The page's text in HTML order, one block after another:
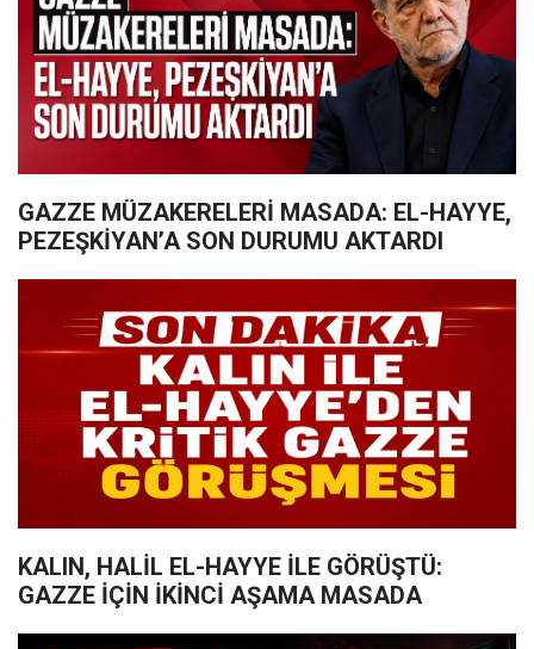
GAZZE MÜZAKERELERİ MASADA: EL-HAYYE,
PEZEŞKİYAN’A SON DURUMU AKTARDI
KALIN, HALİL EL-HAYYE İLE GÖRÜŞTÜ:
GAZZE İÇİN İKİNCİ AŞAMA MASADA